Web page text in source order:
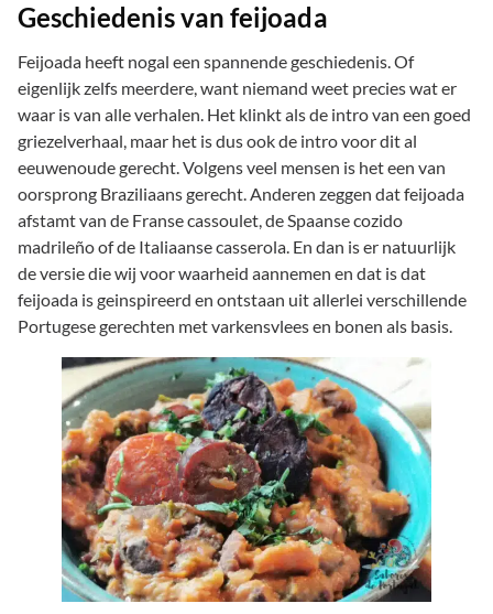
Geschiedenis van feijoada
Feijoada heeft nogal een spannende geschiedenis. Of
eigenlijk zelfs meerdere, want niemand weet precies wat er
waar is van alle verhalen. Het klinkt als de intro van een goed
griezelverhaal, maar het is dus ook de intro voor dit al
eeuwenoude gerecht. Volgens veel mensen is het een van
oorsprong Braziliaans gerecht. Anderen zeggen dat feijoada
afstamt van de Franse cassoulet, de Spaanse cozido
madrileño of de Italiaanse casserola. En dan is er natuurlijk
de versie die wij voor waarheid aannemen en dat is dat
feijoada is geinspireerd en ontstaan uit allerlei verschillende
Portugese gerechten met varkensvlees en bonen als basis.